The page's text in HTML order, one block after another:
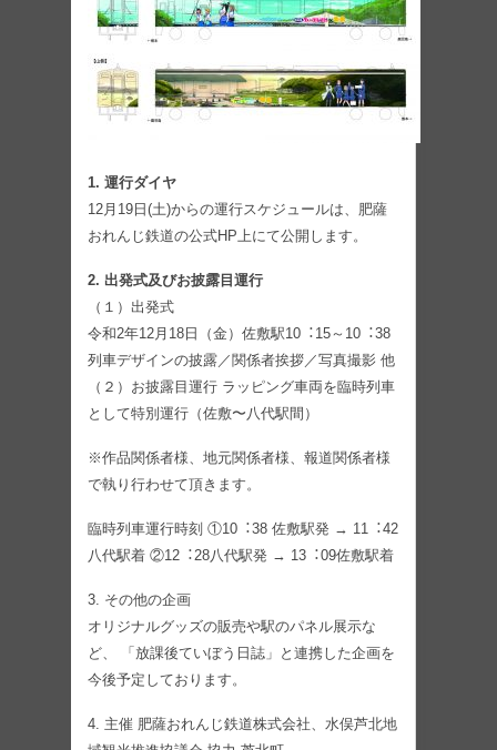
1. 運⾏ダイヤ
12⽉19⽇(⼟)からの運⾏スケジュールは、肥薩
おれんじ鉄道の公式HP上にて公開します。
2. 出発式及びお披露⽬運⾏
（１）出発式
令和2年12⽉18⽇（⾦）佐敷駅10︓15～10︓38
列⾞デザインの披露／関係者挨拶／写真撮影 他
（２）お披露⽬運⾏ ラッピング⾞両を臨時列⾞
として特別運⾏（佐敷〜⼋代駅間）
※作品関係者様、地元関係者様、報道関係者様
で執り⾏わせて頂きます。
臨時列⾞運⾏時刻 ①10︓38 佐敷駅発 → 11︓42
⼋代駅着 ②12︓28⼋代駅発 → 13︓09佐敷駅着
3. その他の企画
オリジナルグッズの販売や駅のパネル展⽰な
ど、 「放課後ていぼう⽇誌」と連携した企画を
今後予定しております。
4. 主催 肥薩おれんじ鉄道株式会社、⽔俣芦北地